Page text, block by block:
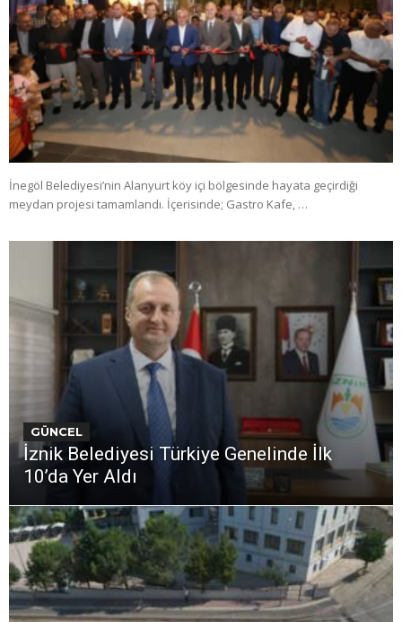
İnegöl Belediyesi’nin Alanyurt köy içi bölgesinde hayata geçirdiği
meydan projesi tamamlandı. İçerisinde; Gastro Kafe, …
GÜNCEL
İznik Belediyesi Türkiye Genelinde İlk
10’da Yer Aldı